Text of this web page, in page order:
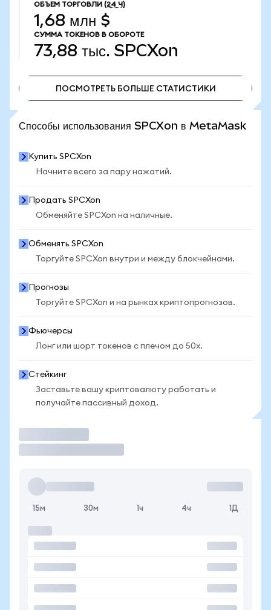
ОБЪЕМ ТОРГОВЛИ (24 Ч)
1,68 млн $
СУММА ТОКЕНОВ В ОБОРОТЕ
73,88 тыс. SPCXon
ПОСМОТРЕТЬ БОЛЬШЕ СТАТИСТИКИ
Способы использования SPCXon в MetaMask
Купить SPCXon
Начните всего за пару нажатий.
Продать SPCXon
Обменяйте SPCXon на наличные.
Обменять SPCXon
Торгуйте SPCXon внутри и между блокчейнами.
Прогнозы
Торгуйте SPCXon и на рынках криптопрогнозов.
Фьючерсы
Лонг или шорт токенов с плечом до 50x.
Стейкинг
Заставьте вашу криптовалюту работать и
получайте пассивный доход.
15м 30м 1ч 4ч 1Д